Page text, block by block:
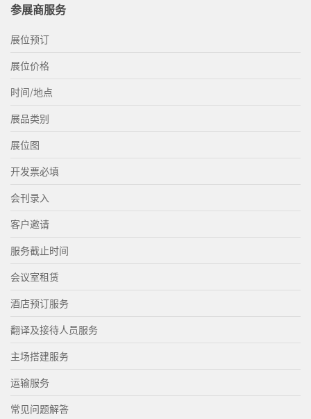
参展商服务
展位预订
展位价格
时间/地点
展品类别
展位图
开发票必填
会刊录入
客户邀请
服务截止时间
会议室租赁
酒店预订服务
翻译及接待人员服务
主场搭建服务
运输服务
常见问题解答